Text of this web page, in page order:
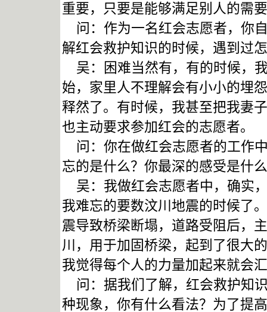
重要，只要是能够满足别人的需
问：作为一名红会志愿者，你
解红会救护知识的时候，遇到过
吴：困难当然有，有的时候，
始，家里人不理解会有小小的埋
释然了。有时候，我甚至把我妻
也主动要求参加红会的志愿者。
问：你在做红会志愿者的工作
忘的是什么？你最深的感受是什
吴：我做红会志愿者中，确实
我难忘的要数汶川地震的时候了
震导致桥梁断塌，道路受阻后，
川，用于加固桥梁，起到了很大
我觉得每个人的力量加起来就会
问：据我们了解，红会救护知
种现象，你有什么看法？为了提